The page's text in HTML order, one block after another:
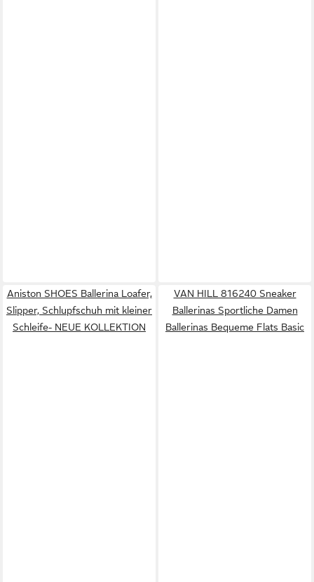
Aniston SHOES Ballerina Loafer,
Slipper, Schlupfschuh mit kleiner
Schleife- NEUE KOLLEKTION
VAN HILL 816240 Sneaker
Ballerinas Sportliche Damen
Ballerinas Bequeme Flats Basic